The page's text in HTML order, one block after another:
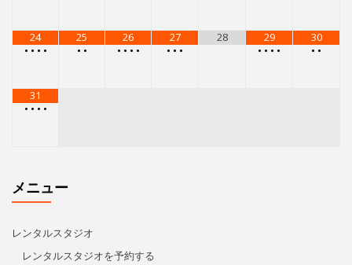
24
• • • •
25
• •
26
• • • •
27
• • •
28
29
• • • •
30
• •
31
• • • •
メニュー
レンタルスタジオ
レンタルスタジオを予約する